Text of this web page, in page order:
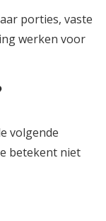
porties, vaste
werken voor
volgende
betekent niet